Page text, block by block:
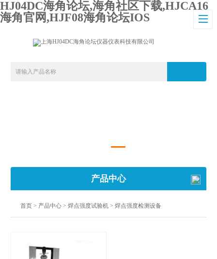
HJ04DC海角论坛,海角社区下载,HJCA16
海角官网,HJF08海角论坛IOS
产品中心
首页 > 产品中心 >焊点强度试验机 >焊点强度检测设备